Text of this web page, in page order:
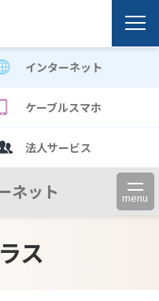
インターネット
ケーブルスマホ
法人サービス
ネット menu
ス